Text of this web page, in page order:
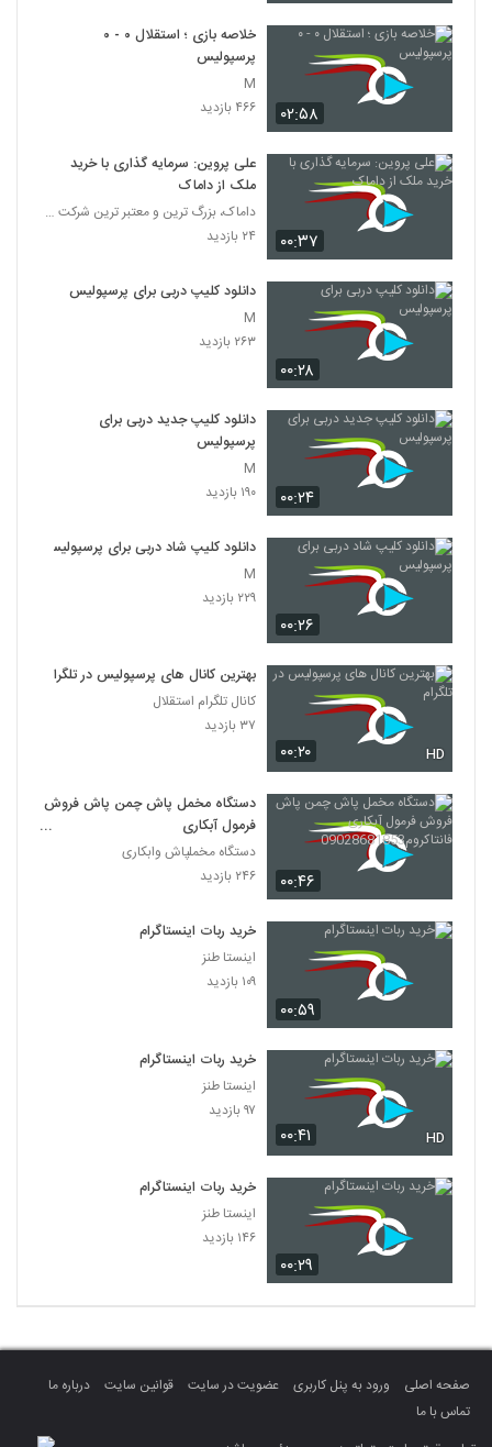
۰۲:۵۸
خلاصه بازی ؛ استقلال ۰ - ۰
پرسپولیس
M
۴۶۶ بازدید
۰۰:۳۷
علی پروین: سرمایه گذاری با خرید
ملک از داماک
داماک، بزرگ ترین و معتبر ترین شرکت ساختمانی جهان
۲۴ بازدید
۰۰:۲۸
دانلود کلیپ دربی برای پرسپولیس
M
۲۶۳ بازدید
۰۰:۲۴
دانلود کلیپ جدید دربی برای
پرسپولیس
M
۱۹۰ بازدید
۰۰:۲۶
دانلود کلیپ شاد دربی برای پرسپولیس
M
۲۲۹ بازدید
۰۰:۲۰ HD
بهترین کانال های پرسپولیس در تلگرام
کانال تلگرام استقلال
۳۷ بازدید
۰۰:۴۶
دستگاه مخمل پاش چمن پاش فروش
فرمول آبکاری
فانتاکروم09028681853
دستگاه مخملپاش وابکاری
۲۴۶ بازدید
۰۰:۵۹
خرید ربات اینستاگرام
اینستا طنز
۱۰۹ بازدید
۰۰:۴۱ HD
خرید ربات اینستاگرام
اینستا طنز
۹۷ بازدید
۰۰:۲۹
خرید ربات اینستاگرام
اینستا طنز
۱۴۶ بازدید
صفحه اصلی ورود به پنل کاربری عضویت در سایت قوانین سایت
درباره ما
تماس با ما